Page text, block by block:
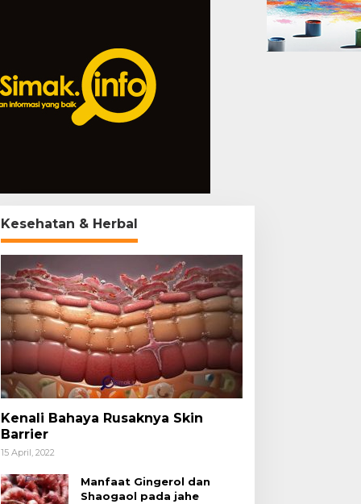
Kesehatan & Herbal
Kenali Bahaya Rusaknya Skin
Barrier
15 April, 2022
Manfaat Gingerol dan
Shaogaol pada jahe